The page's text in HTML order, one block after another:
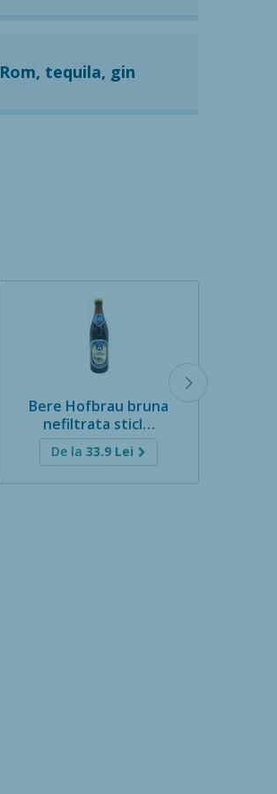
Rom, tequila, gin
Bere Hofbrau bruna
nefiltrata sticl…
De la 33.9 Lei